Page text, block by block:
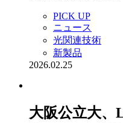
PICK UP
ニュース
光関連技術
新製品
2026.02.25
大阪公立大、